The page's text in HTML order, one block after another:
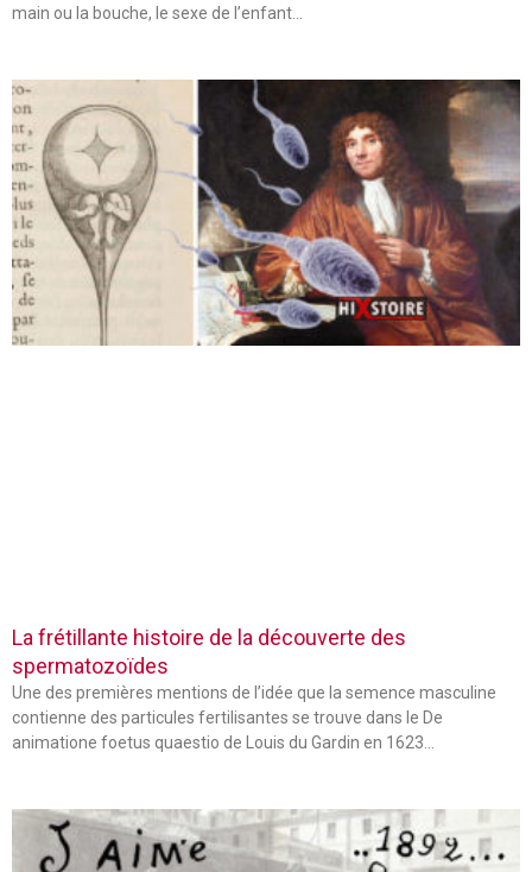
main ou la bouche, le sexe de l’enfant…
La frétillante histoire de la découverte des
spermatozoïdes
Une des premières mentions de l’idée que la semence masculine
contienne des particules fertilisantes se trouve dans le De
animatione foetus quaestio de Louis du Gardin en 1623…